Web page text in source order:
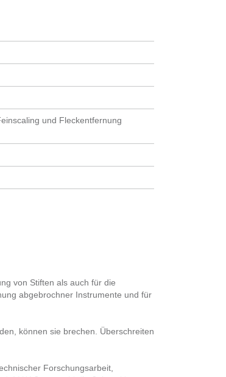
und Fleckentfernung
von Stiften als auch für die
abgebrochner Instrumente und für
können sie brechen. Überschreiten
Forschungsarbeit,